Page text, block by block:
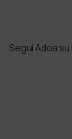
Segui Adoa